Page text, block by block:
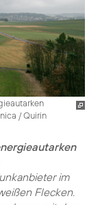
/ Quirin
im
Flecken.